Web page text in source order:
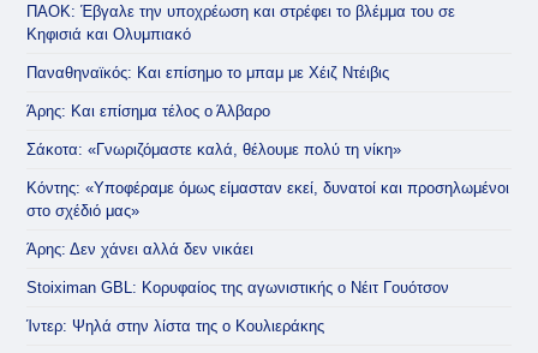
ΠΑΟΚ: Έβγαλε την υποχρέωση και στρέφει το βλέμμα του σε
Κηφισιά και Ολυμπιακό
Παναθηναϊκός: Και επίσημο το μπαμ με Χέιζ Ντέιβις
Άρης: Και επίσημα τέλος ο Άλβαρο
Σάκοτα: «Γνωριζόμαστε καλά, θέλουμε πολύ τη νίκη»
Κόντης: «Υποφέραμε όμως είμασταν εκεί, δυνατοί και προσηλωμένοι
στο σχέδιό μας»
Άρης: Δεν χάνει αλλά δεν νικάει
Stoiximan GBL: Κορυφαίος της αγωνιστικής ο Νέιτ Γουότσον
Ίντερ: Ψηλά στην λίστα της ο Κουλιεράκης